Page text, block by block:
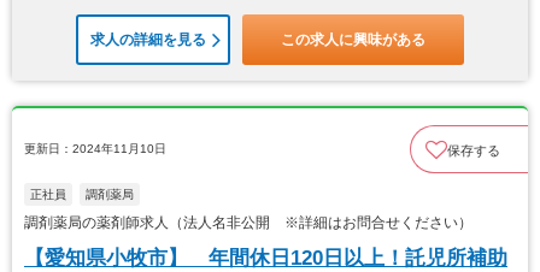
求人の詳細を見る この求人に興味がある
更新日：2024年11月10日 保存する
正社員 調剤薬局
調剤薬局の薬剤師求人（法人名非公開 ※詳細はお問合せください）
【愛知県小牧市】 年間休日120日以上！託児所補助